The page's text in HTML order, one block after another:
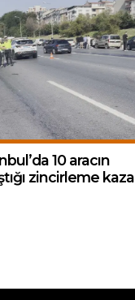
10 aracın
zincirleme kaza